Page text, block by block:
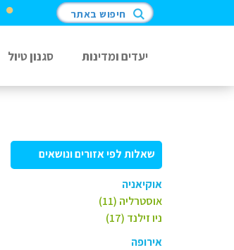
חיפוש באתר
יעדים ומדינות סגנון טיול
שאלות לפי אזורים ונושאים
אוקיאניה
אוסטרליה (11)
ניו זילנד (17)
אירופה